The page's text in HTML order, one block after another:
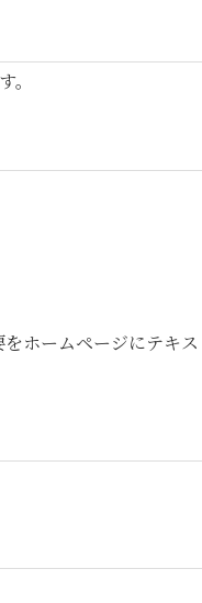
ホームページにテキ